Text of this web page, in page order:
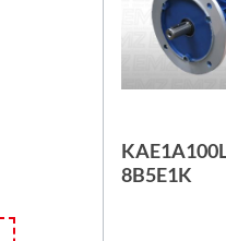
8B5E1K